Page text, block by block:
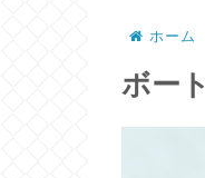
ホーム
ボー